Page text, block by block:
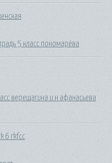
5 класс пономарёва
верещагина и.н афанасьева
6 rkfcc